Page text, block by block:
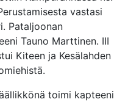
vastasi
Pataljoonan
Tauno Marttinen. III
Kiteen ja Kesälahden
toimi kapteeni